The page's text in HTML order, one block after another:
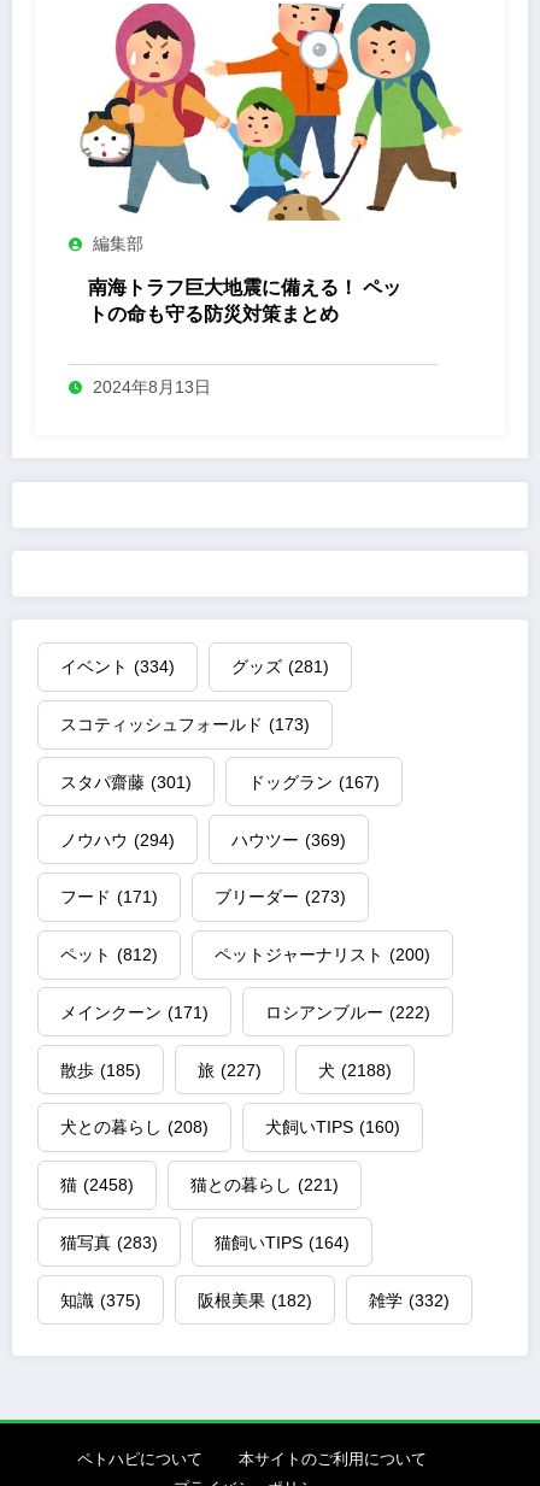
編集部
南海トラフ巨大地震に備える！ ペッ
トの命も守る防災対策まとめ
2024年8月13日
イベント (334) グッズ (281)
スコティッシュフォールド (173)
スタパ齋藤 (301) ドッグラン (167)
ノウハウ (294) ハウツー (369)
フード (171) ブリーダー (273)
ペット (812) ペットジャーナリスト (200)
メインクーン (171) ロシアンブルー (222)
散歩 (185) 旅 (227) 犬 (2188)
犬との暮らし (208) 犬飼いTIPS (160)
猫 (2458) 猫との暮らし (221)
猫写真 (283) 猫飼いTIPS (164)
知識 (375) 阪根美果 (182) 雑学 (332)
ペトハピについて
本サイトのご利用について